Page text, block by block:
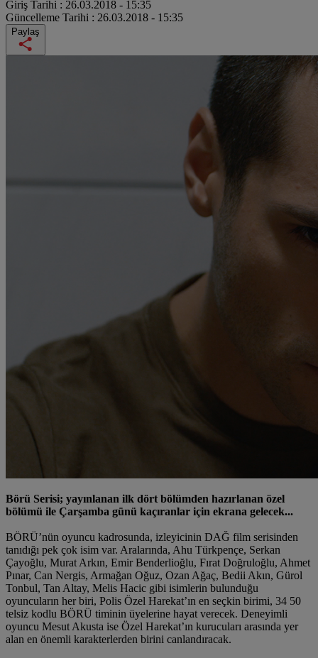
Giriş Tarihi : 26.03.2018 - 15:35
Güncelleme Tarihi : 26.03.2018 - 15:35
Paylaş
Börü Serisi; yayınlanan ilk dört bölümden hazırlanan özel
bölümü ile Çarşamba günü kaçıranlar için ekrana gelecek...
BÖRÜ’nün oyuncu kadrosunda, izleyicinin DAĞ film serisinden
tanıdığı pek çok isim var. Aralarında, Ahu Türkpençe, Serkan
Çayoğlu, Murat Arkın, Emir Benderlioğlu, Fırat Doğruloğlu, Ahmet
Pınar, Can Nergis, Armağan Oğuz, Ozan Ağaç, Bedii Akın, Gürol
Tonbul, Tan Altay, Melis Hacic gibi isimlerin bulunduğu
oyuncuların her biri, Polis Özel Harekat’ın en seçkin birimi, 34 50
telsiz kodlu BÖRÜ timinin üyelerine hayat verecek. Deneyimli
oyuncu Mesut Akusta ise Özel Harekat’ın kurucuları arasında yer
alan en önemli karakterlerden birini canlandıracak.